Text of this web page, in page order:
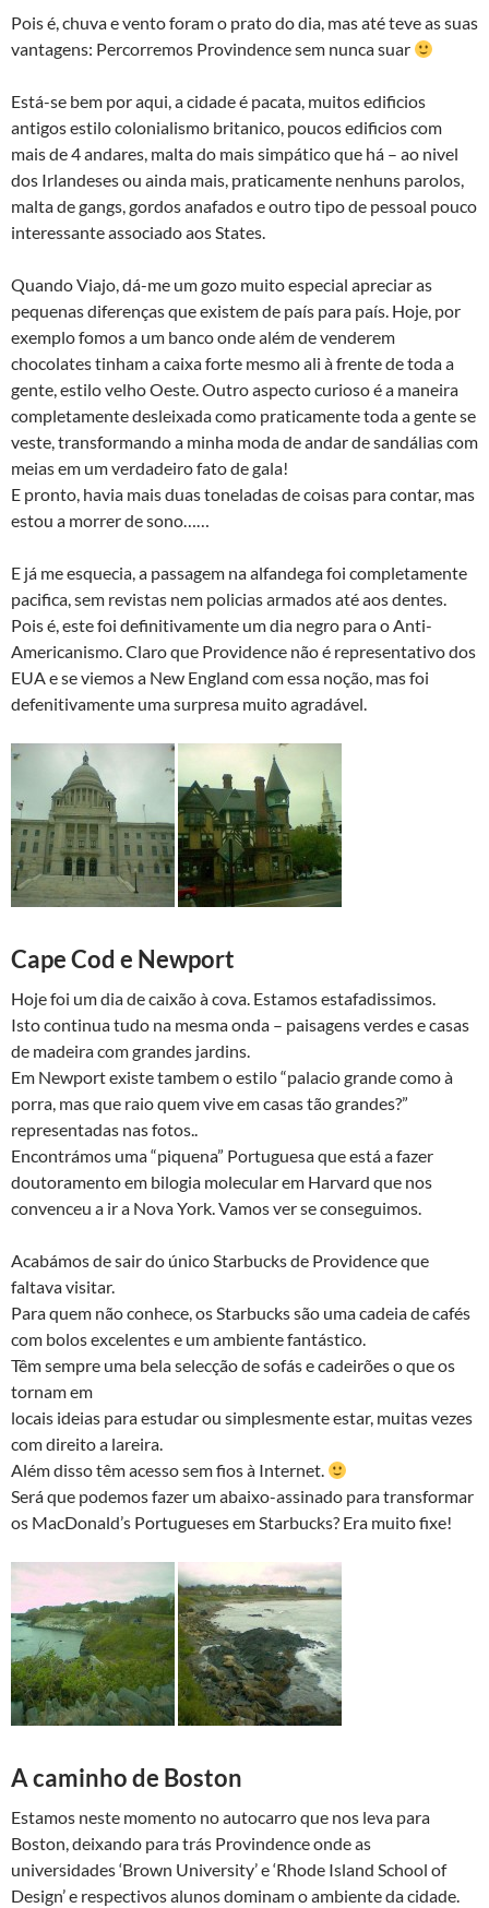
Pois é, chuva e vento foram o prato do dia, mas até teve as suas
vantagens: Percorremos Provindence sem nunca suar
Está-se bem por aqui, a cidade é pacata, muitos edificios
antigos estilo colonialismo britanico, poucos edificios com
mais de 4 andares, malta do mais simpático que há – ao nivel
dos Irlandeses ou ainda mais, praticamente nenhuns parolos,
malta de gangs, gordos anafados e outro tipo de pessoal pouco
interessante associado aos States.
Quando Viajo, dá-me um gozo muito especial apreciar as
pequenas diferenças que existem de país para país. Hoje, por
exemplo fomos a um banco onde além de venderem
chocolates tinham a caixa forte mesmo ali à frente de toda a
gente, estilo velho Oeste. Outro aspecto curioso é a maneira
completamente desleixada como praticamente toda a gente se
veste, transformando a minha moda de andar de sandálias com
meias em um verdadeiro fato de gala!
E pronto, havia mais duas toneladas de coisas para contar, mas
estou a morrer de sono……
E já me esquecia, a passagem na alfandega foi completamente
pacifica, sem revistas nem policias armados até aos dentes.
Pois é, este foi definitivamente um dia negro para o Anti-
Americanismo. Claro que Providence não é representativo dos
EUA e se viemos a New England com essa noção, mas foi
defenitivamente uma surpresa muito agradável.
Cape Cod e Newport
Hoje foi um dia de caixão à cova. Estamos estafadissimos.
Isto continua tudo na mesma onda – paisagens verdes e casas
de madeira com grandes jardins.
Em Newport existe tambem o estilo “palacio grande como à
porra, mas que raio quem vive em casas tão grandes?”
representadas nas fotos..
Encontrámos uma “piquena” Portuguesa que está a fazer
doutoramento em bilogia molecular em Harvard que nos
convenceu a ir a Nova York. Vamos ver se conseguimos.
Acabámos de sair do único Starbucks de Providence que
faltava visitar.
Para quem não conhece, os Starbucks são uma cadeia de cafés
com bolos excelentes e um ambiente fantástico.
Têm sempre uma bela selecção de sofás e cadeirões o que os
tornam em
locais ideias para estudar ou simplesmente estar, muitas vezes
com direito a lareira.
Além disso têm acesso sem fios à Internet.
Será que podemos fazer um abaixo-assinado para transformar
os MacDonald’s Portugueses em Starbucks? Era muito fixe!
A caminho de Boston
Estamos neste momento no autocarro que nos leva para
Boston, deixando para trás Provindence onde as
universidades ‘Brown University’ e ‘Rhode Island School of
Design’ e respectivos alunos dominam o ambiente da cidade.